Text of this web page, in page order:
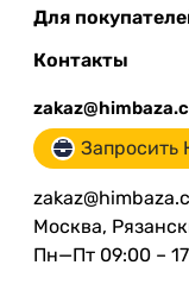
Для
Контакты
Запросить
Москва,
Пн—Пт 09:00 –